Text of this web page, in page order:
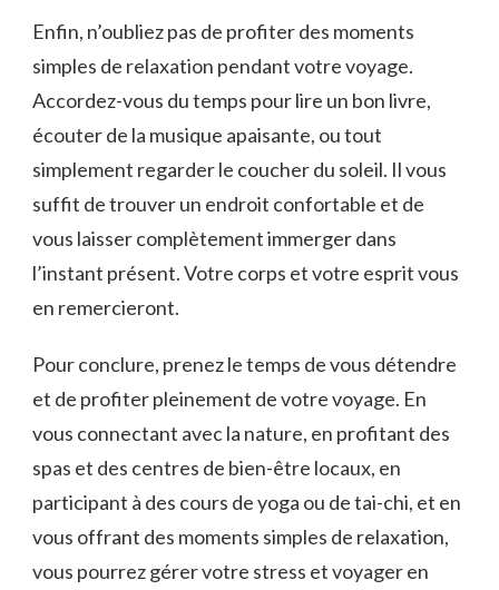
Enfin, n’oubliez pas de profiter des moments
simples⁢ de relaxation pendant ⁢votre voyage.​
Accordez-vous⁢ du temps pour lire un bon livre,
écouter de la musique⁣ apaisante, ou⁣ tout
simplement ⁢regarder le coucher du soleil. Il vous
‍suffit ⁢de trouver un endroit confortable et de‌
vous laisser complètement​ immerger ⁤dans
l’instant présent. Votre corps et votre esprit‌ vous
en remercieront.
Pour conclure, ‍prenez le temps de vous détendre
et de profiter pleinement de votre voyage. En
vous connectant avec la​ nature,⁣ en⁣ profitant des
‌spas et des ⁢centres de bien-être ⁤locaux, en
participant à des cours de yoga​ ou de tai-chi,‍ et en
⁢vous ​offrant des moments ‍simples de relaxation,
vous pourrez gérer votre stress‍ et voyager ​en